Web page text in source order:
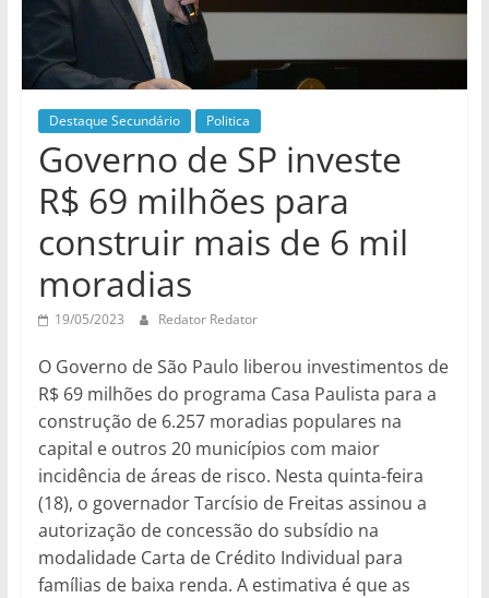
Destaque Secundário Politica
Governo de SP investe
R$ 69 milhões para
construir mais de 6 mil
moradias
19/05/2023 Redator Redator
O Governo de São Paulo liberou investimentos de
R$ 69 milhões do programa Casa Paulista para a
construção de 6.257 moradias populares na
capital e outros 20 municípios com maior
incidência de áreas de risco. Nesta quinta-feira
(18), o governador Tarcísio de Freitas assinou a
autorização de concessão do subsídio na
modalidade Carta de Crédito Individual para
famílias de baixa renda. A estimativa é que as